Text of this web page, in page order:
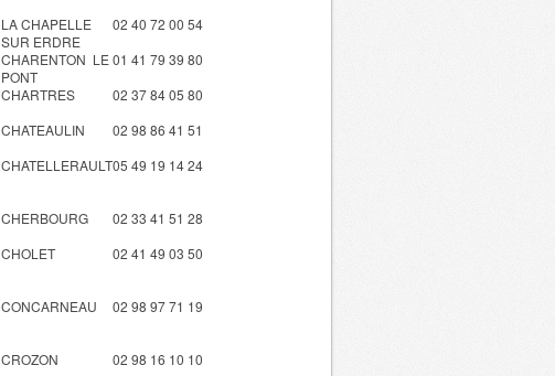
LA CHAPELLE
SUR ERDRE
02 40 72 00 54
CHARENTON LE
PONT
01 41 79 39 80
CHARTRES
02 37 84 05 80
CHATEAULIN
02 98 86 41 51
CHATELLERAULT05 49 19 14 24
CHERBOURG
02 33 41 51 28
CHOLET 02 41 49 03 50
CONCARNEAU 02 98 97 71 19
CROZON 02 98 16 10 10